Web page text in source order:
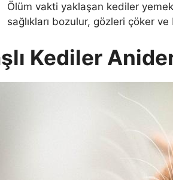
Ölüm vakti yaklaşan kediler
sağlıkları bozulur, gözleri çöker
Kediler